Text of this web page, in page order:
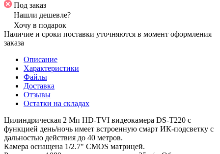
Под заказ
Нашли дешевле?
Хочу в подарок
Наличие и сроки поставки уточняются в момент оформления
заказа
Описание
Характеристики
Файлы
Доставка
Отзывы
Остатки на складах
Цилиндрическая 2 Мп HD-TVI видеокамера DS-T220 с
функцией день/ночь имеет встроенную смарт ИК-подсветку с
дальностью действия до 40 метров.
Камера оснащена 1/2.7" CMOS матрицей.